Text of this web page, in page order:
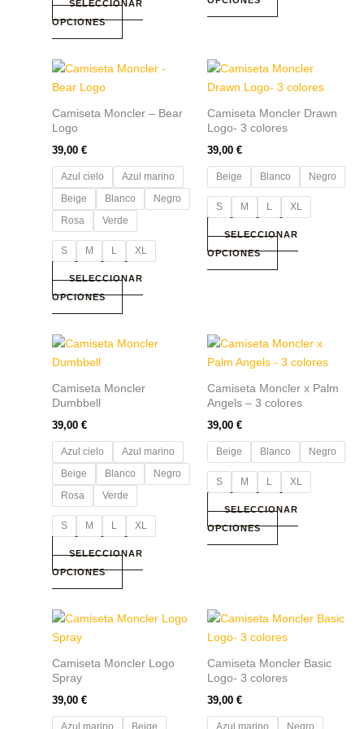
SELECCIONAR
OPCIONES
página
de
página
Camiseta Moncler – Bear
Logo
39,00 €
Azul cielo
Azul marino
Beige
Blanco
Negro
Rosa
Verde
S M L XL
SELECCIONAR
OPCIONES
Este
opciones
se
pueden
elegir
la
página
de
Camiseta Moncler Drawn
Logo- 3 colores
39,00 €
Beige Blanco Negro
S M L XL
SELECCIONAR
OPCIONES
Este
producto
múltiples
opciones
se
pueden
elegir
en
la
Camiseta Moncler
Dumbbell
39,00 €
Azul cielo
Azul marino
Beige
Blanco
Negro
Rosa
Verde
S M L XL
SELECCIONAR
OPCIONES
Este
opciones
se
pueden
elegir
la
página
de
Camiseta Moncler x Palm
Angels – 3 colores
39,00 €
Beige Blanco Negro
S M L XL
SELECCIONAR
OPCIONES
Este
producto
múltiples
opciones
se
pueden
elegir
en
la
Camiseta Moncler Logo
Spray
39,00 €
Este
múltiples
Camiseta Moncler Basic
Logo- 3 colores
39,00 €
Este
producto
múltiples